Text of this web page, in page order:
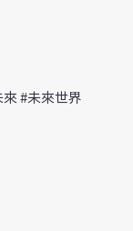
#未來世界